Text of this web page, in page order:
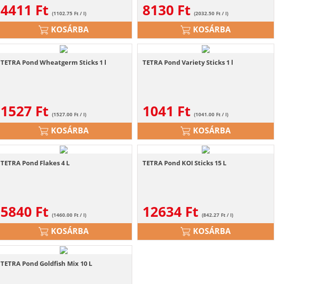
4411 Ft (1102.75 Ft / l)
KOSÁRBA
8130 Ft (2032.50 Ft / l)
KOSÁRBA
TETRA Pond Wheatgerm Sticks 1 l
1527 Ft (1527.00 Ft / l)
KOSÁRBA
TETRA Pond Variety Sticks 1 l
1041 Ft (1041.00 Ft / l)
KOSÁRBA
TETRA Pond Flakes 4 L
5840 Ft (1460.00 Ft / l)
KOSÁRBA
TETRA Pond KOI Sticks 15 L
12634 Ft (842.27 Ft / l)
KOSÁRBA
TETRA Pond Goldfish Mix 10 L